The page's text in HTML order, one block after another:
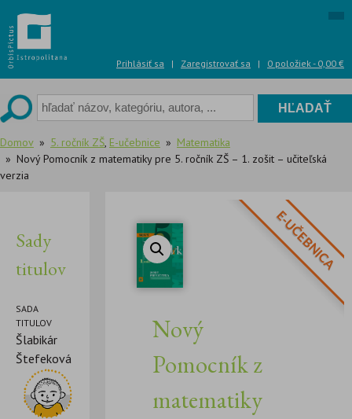
to
content
Prihlásiť sa | Zaregistrovať sa | 0 položiek - 0,00 €
Domov 5. ročník ZŠ, E-učebnice
Matematika
Nový Pomocník z matematiky pre 5. ročník ZŠ – 1. zošit – učiteľská
verzia
Sady
titulov
SADA
TITULOV
Šlabikár
Štefeková
E-UČEBNICA
Nový
Pomocník z
matematiky